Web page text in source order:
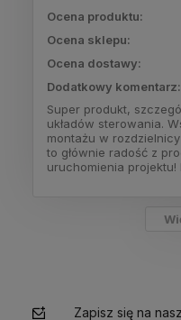
Ocena produktu:
Ocena sklepu:
Ocena dostawy:
Dodatkowy komentarz:
Super produkt,
układów sterowania.
montażu w
to głównie radość z
uruchomienia projektu!
Zapisz się na